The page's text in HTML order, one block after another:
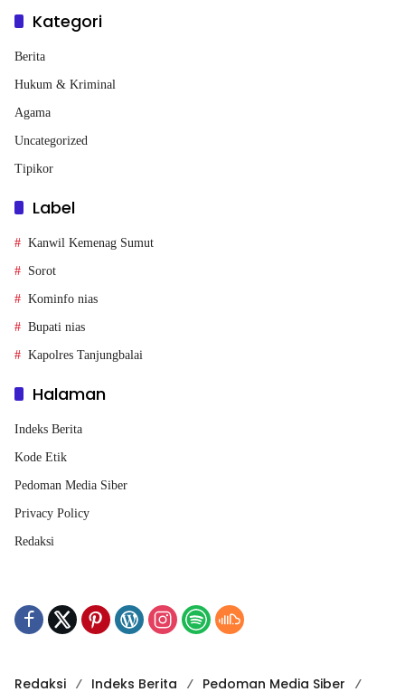
Kategori
Berita
Hukum & Kriminal
Agama
Uncategorized
Tipikor
Label
Kanwil Kemenag Sumut
Sorot
Kominfo nias
Bupati nias
Kapolres Tanjungbalai
Halaman
Indeks Berita
Kode Etik
Pedoman Media Siber
Privacy Policy
Redaksi
Redaksi Indeks Berita Pedoman Media Siber